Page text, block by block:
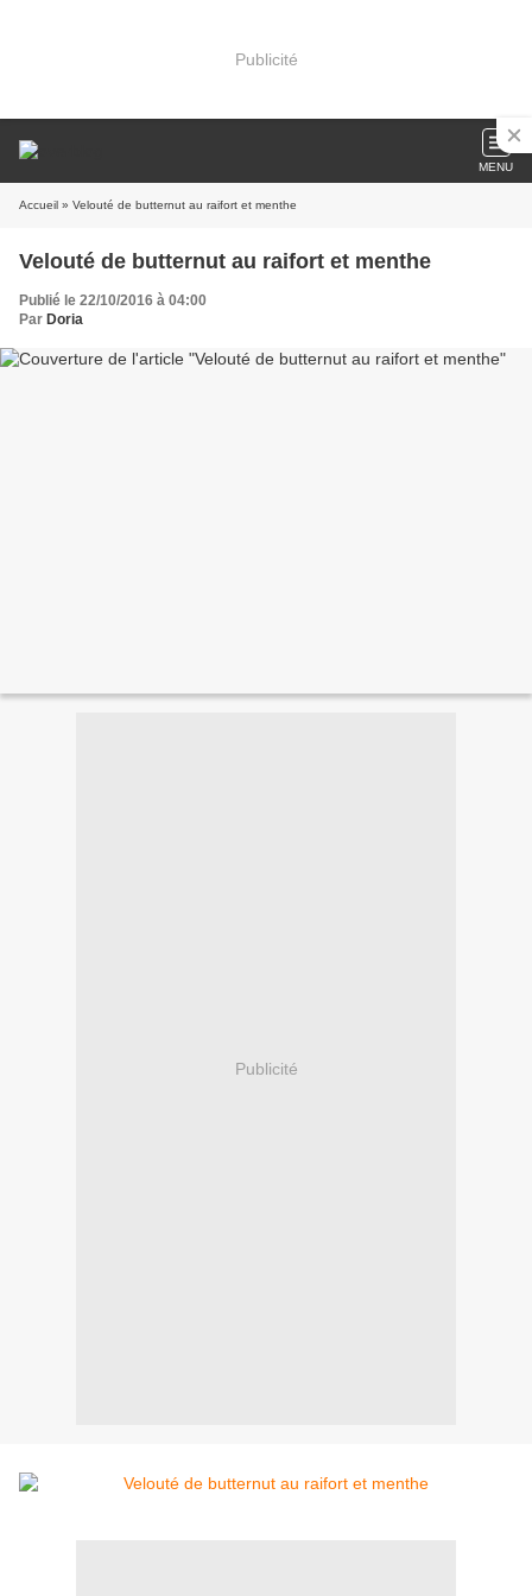
Publicité
MENU
Accueil » Velouté de butternut au raifort et menthe
Velouté de butternut au raifort et menthe
Publié le 22/10/2016 à 04:00
Par Doria
Publicité